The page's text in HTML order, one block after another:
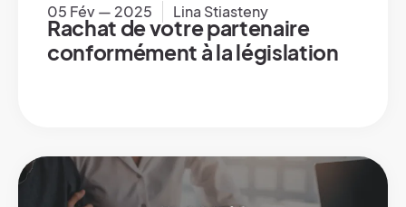
05 Fév — 2025 Lina Stiasteny
Rachat de votre partenaire
conformément à la législation